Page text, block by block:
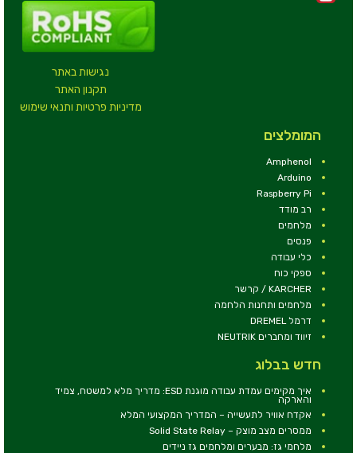
נגישות באתר
תקנון האתר
מדיניות פרטיות ותנאי שימוש
המומלצים
Amphenol
Arduino
Raspberry Pi
רב מודד
מלחמים
פנסים
כלי עבודה
ספקי כוח
KARCHER / קרשר
מלחמים ותחנות הלחמה
דרמל DREMEL
זיווד ומחברים NEUTRIK
חדש בבלוג
איך מקימים עמדת עבודה מוגנת ESD: מדריך מלא למשטח, צמיד
והארקה
אקדח אוויר לתעשייה – המדריך המקצועי המלא
ממסרים מצב מוצק – Solid State Relay
מלחמי גז: מבערים ומלחמים גז ניידים